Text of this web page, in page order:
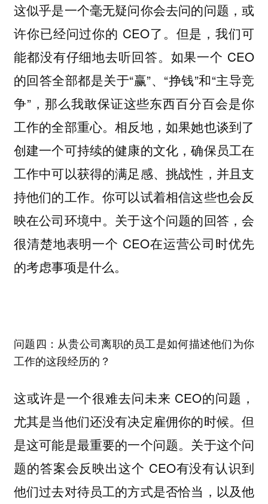
这似乎是一个毫无疑问你会去问的问题，或
许你已经问过你的 CEO了。但是，我们可
能都没有仔细地去听回答。如果一个 CEO
的回答全部都是关于“赢”、“挣钱”和“主导竞
争”，那么我敢保证这些东西百分百会是你
工作的全部重心。相反地，如果她也谈到了
创建一个可持续的健康的文化，确保员工在
工作中可以获得的满足感、挑战性，并且支
持他们的工作。你可以试着相信这些也会反
映在公司环境中。关于这个问题的回答，会
很清楚地表明一个 CEO在运营公司时优先
的考虑事项是什么。
问题四：从贵公司离职的员工是如何描述他们为你
工作的这段经历的？
这或许是一个很难去问未来 CEO的问题，
尤其是当他们还没有决定雇佣你的时候。但
是这可能是最重要的一个问题。关于这个问
题的答案会反映出这个 CEO有没有认识到
他们过去对待员工的方式是否恰当，以及他